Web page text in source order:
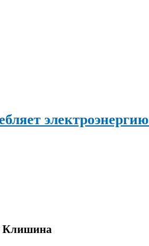
электроэнергию
Клишина